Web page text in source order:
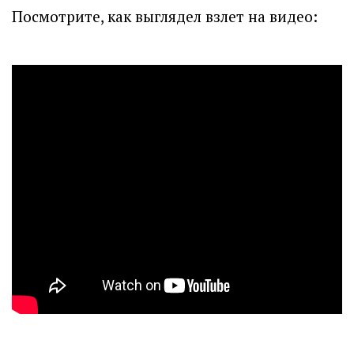
Посмотрите, как выглядел взлет на видео: